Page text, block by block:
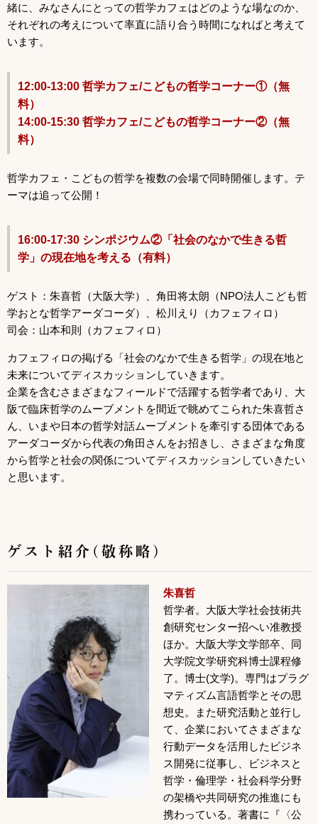
緒に、みなさんにとっての哲学カフェはどのような場なのか、
それぞれの考えについて率直に語り合う時間になればと考えて
います。
12:00-13:00 哲学カフェ/こどもの哲学コーナー①（無
料）
14:00-15:30 哲学カフェ/こどもの哲学コーナー②（無
料）
哲学カフェ・こどもの哲学を複数の会場で同時開催します。テ
ーマは追って公開！
16:00-17:30 シンポジウム②「社会のなかで生きる哲
学」の現在地を考える（有料）
ゲスト：朱喜哲（大阪大学）、角田将太朗（NPO法人こども哲
学おとな哲学アーダコーダ）、松川えり（カフェフィロ）
司会：山本和則（カフェフィロ）
カフェフィロの掲げる「社会のなかで生きる哲学」の現在地と
未来についてディスカッションしていきます。
企業を含むさまざまなフィールドで活躍する哲学者であり、大
阪で臨床哲学のムーブメントを間近で眺めてこられた朱喜哲さ
ん、いまや日本の哲学対話ムーブメントを牽引する団体である
アーダコーダから代表の角田さんをお招きし、さまざまな角度
から哲学と社会の関係についてディスカッションしていきたい
と思います。
ゲスト紹介(敬称略)
朱喜哲
哲学者。大阪大学社会技術共
創研究センター招へい准教授
ほか。大阪大学文学部卒、同
大学院文学研究科博士課程修
了。博士(文学)。専門はプラグ
マティズム言語哲学とその思
想史。また研究活動と並行し
て、企業においてさまざまな
行動データを活用したビジネ
ス開発に従事し、ビジネスと
哲学・倫理学・社会科学分野
の架橋や共同研究の推進にも
携わっている。著書に『〈公